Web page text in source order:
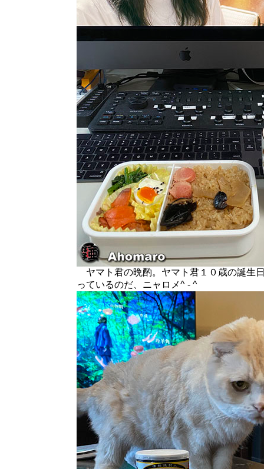
ヤマト君の晩酌。ヤマト君１０歳の誕生
っているのだ、ニャロメ^ - ^